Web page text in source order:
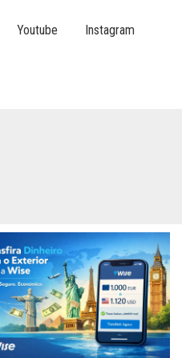
Youtube Instagram